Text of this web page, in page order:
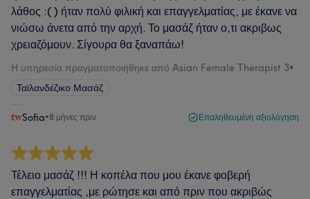
λάθος :( ) ήταν πολύ φιλική και επαγγελματίας, με έκανε να
νιώσω άνετα από την αρχή. Το μασάζ ήταν ο,τι ακριβως
χρειαζόμουν. Σίγουρα θα ξαναπάω!
Η υπηρεσία πραγματοποιήθηκε από Asian Female Therapist 3•
Ταϊλανδέζικο Μασάζ
Sofia•8 μήνες πριν Επαληθευμένη αξιολόγηση
Τέλειο μασάζ !!! Η κοπέλα που μου έκανε φοβερή
επαγγελματίας ,με ρώτησε και από πριν που ακριβώς